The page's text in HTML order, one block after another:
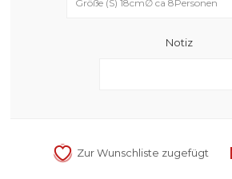
Notiz